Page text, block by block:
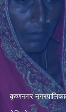
कृष्णनगर